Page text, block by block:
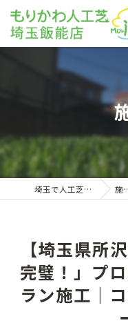
埼玉で人工芝ならもりかわ人工芝埼玉飯能店 施工事例
【埼玉県所
完璧！」プ
ラン施工｜